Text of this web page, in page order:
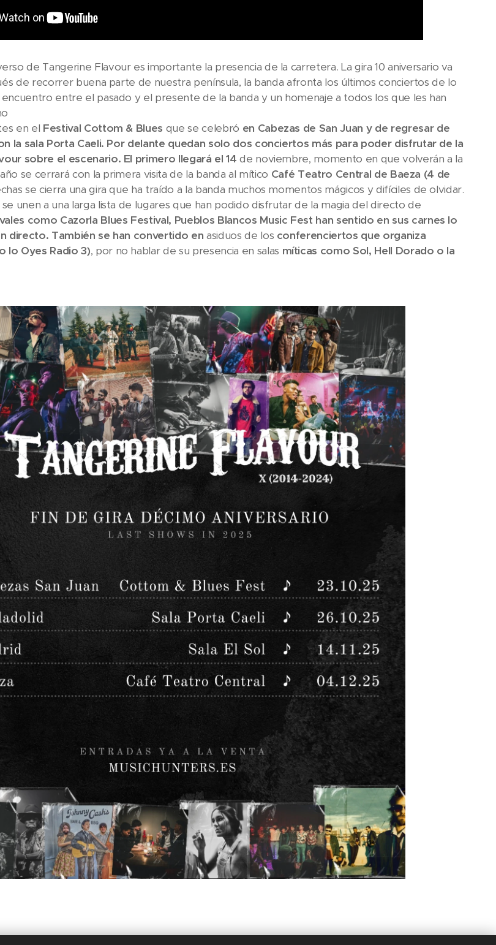
de Tangerine Flavour es importante la presencia de la carretera. La gira 10 aniversario va
de recorrer buena parte de nuestra península, la banda afronta los últimos conciertos de lo
entre el pasado y el presente de la banda y un homenaje a todos los que les han
en el Festival Cottom & Blues que se celebró en Cabezas de San Juan y de regresar de
la sala Porta Caeli. Por delante quedan solo dos conciertos más para poder disfrutar de la
sobre el escenario. El primero llegará el 14de noviembre, momento en que volverán a la
año se cerrará con la primera visita de la banda al mítico Café Teatro Central de Baeza (4 de
se cierra una gira que ha traído a la banda muchos momentos mágicos y difíciles de olvidar.
unen a una larga lista de lugares que han podido disfrutar de la magia del directo de
como Cazorla Blues Festival, Pueblos Blancos Music Fest han sentido en sus carnes lo
directo. También se han convertido en asiduos de los conferenciertos que organiza
lo Oyes Radio 3), por no hablar de su presencia en salas míticas como Sol, Hell Dorado o la